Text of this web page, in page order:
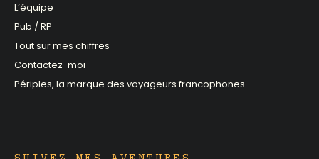
L’équipe
Pub / RP
Tout sur mes chiffres
Contactez-moi
Périples, la marque des voyageurs francophones